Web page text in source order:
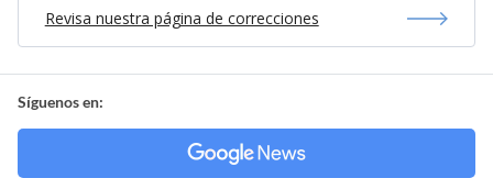
Revisa nuestra página de correcciones
Síguenos en: